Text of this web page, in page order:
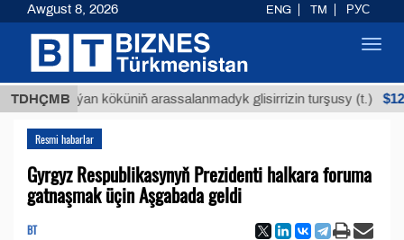
TDHÇMB
Buýan köküniň arassalanmadyk glisirrizin turşusy (t.) $12935,18
Resmi habarlar
Gyrgyz Respublikasynyň Prezidenti halkara foruma
gatnaşmak üçin Aşgabada geldi
BT
Awgust 8, 2026 ENG TM РУС